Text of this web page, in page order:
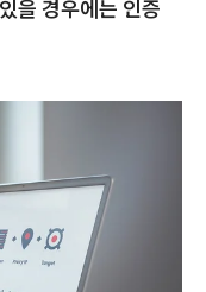
을 경우에는 인증